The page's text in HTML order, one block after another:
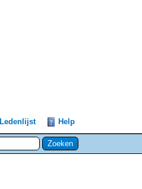
Ledenlijst Help